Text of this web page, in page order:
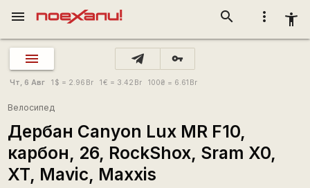
more_vert accessibility_new
search
menu
vpn_key
Чт, 6 Авг 1 $ = 2.96 Br 1€ = 3.42 Br 100₴ = 6.61 Br
Велосипед
Дербан Canyon Lux MR F10,
карбон, 26, RockShox, Sram X0,
XT, Mavic, Maxxis